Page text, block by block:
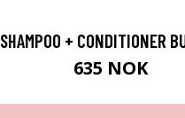
SHAMPOO + CONDITIONER
635 NOK